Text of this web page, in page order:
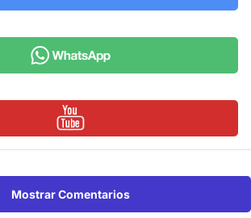
Mostrar Comentarios